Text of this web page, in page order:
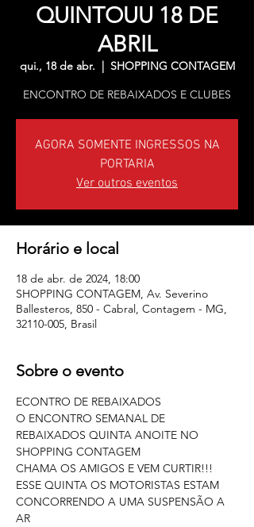
QUINTOUU 18 DE
ABRIL
qui., 18 de abr.
  |
SHOPPING CONTAGEM
ENCONTRO DE REBAIXADOS E CLUBES
AGORA SOMENTE INGRESSOS NA
PORTARIA
Ver outros eventos
Horário e local
18 de abr. de 2024, 18:00
SHOPPING CONTAGEM, Av. Severino
Ballesteros, 850 - Cabral, Contagem - MG,
32110-005, Brasil
Sobre o evento
ECONTRO DE REBAIXADOS
O ENCONTRO SEMANAL DE
REBAIXADOS QUINTA ANOITE NO
SHOPPING CONTAGEM
CHAMA OS AMIGOS E VEM CURTIR!!!
ESSE QUINTA OS MOTORISTAS ESTAM
CONCORRENDO A UMA SUSPENSÃO A
AR